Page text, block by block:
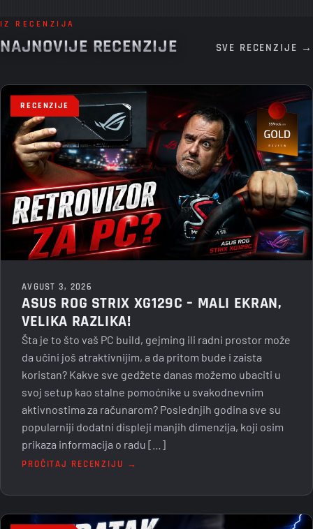
IZ RECENZIJA
NAJNOVIJE RECENZIJE SVE RECENZIJE →
RECENZIJE
AVGUST 3, 2026
ASUS ROG STRIX XG129C – MALI EKRAN,
VELIKA RAZLIKA!
Šta je to što vaš PC build, gejming ili radni prostor može
da učini još atraktivnijim, a da pritom bude i zaista
koristan? Kakve sve gedžete danas možemo ubaciti u
svoj setup kao stalne pomoćnike u svakodnevnim
aktivnostima za računarom? Poslednjih godina sve su
popularniji dodatni displeji manjih dimenzija, koji osim
prikaza informacija o radu […]
PROČITAJ RECENZIJU →